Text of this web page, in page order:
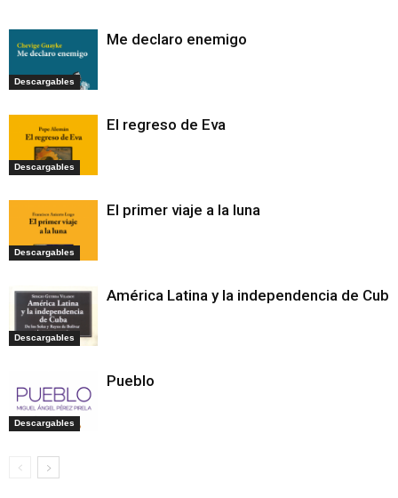
Descargables
Me declaro enemigo
Descargables
El regreso de Eva
Descargables
El primer viaje a la luna
Descargables
América Latina y la independencia de Cuba
Descargables
Pueblo